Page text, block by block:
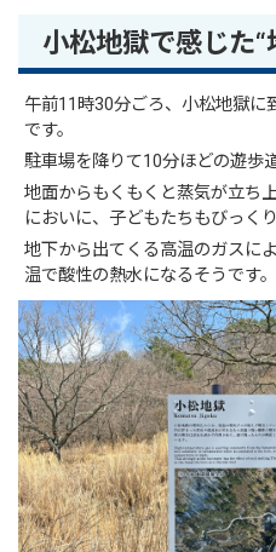
小松地獄で感じた
午前11時30分ごろ、小松地獄に
です。
駐車場を降りて10分ほどの遊歩
地面からもくもくと蒸気が立ち
においに、子どもたちもびっくり
地下から出てくる高温のガスに
温で酸性の熱水になるそうです。